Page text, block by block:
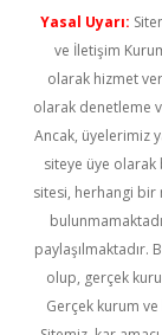
Yasal Uyarı:
ve İletişim
olarak hizmet
olarak denetleme
Ancak, üyelerimiz
siteye üye olarak
sitesi, herhangi bir
paylaşılmaktadır.
olup, gerçek
Gerçek kurum